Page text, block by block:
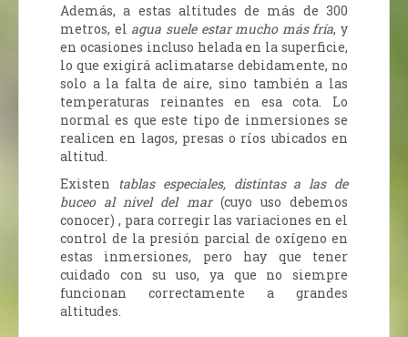
Además, a estas altitudes de más de 300
metros, el agua suele estar mucho más fría, y
en ocasiones incluso helada en la superficie,
lo que exigirá aclimatarse debidamente, no
solo a la falta de aire, sino también a las
temperaturas reinantes en esa cota. Lo
normal es que este tipo de inmersiones se
realicen en lagos, presas o ríos ubicados en
altitud.
Existen tablas especiales, distintas a las de
buceo al nivel del mar(cuyo uso debemos
conocer) , para corregir las variaciones en el
control de la presión parcial de oxígeno en
estas inmersiones, pero hay que tener
cuidado con su uso, ya que no siempre
funcionan correctamente a grandes
altitudes.